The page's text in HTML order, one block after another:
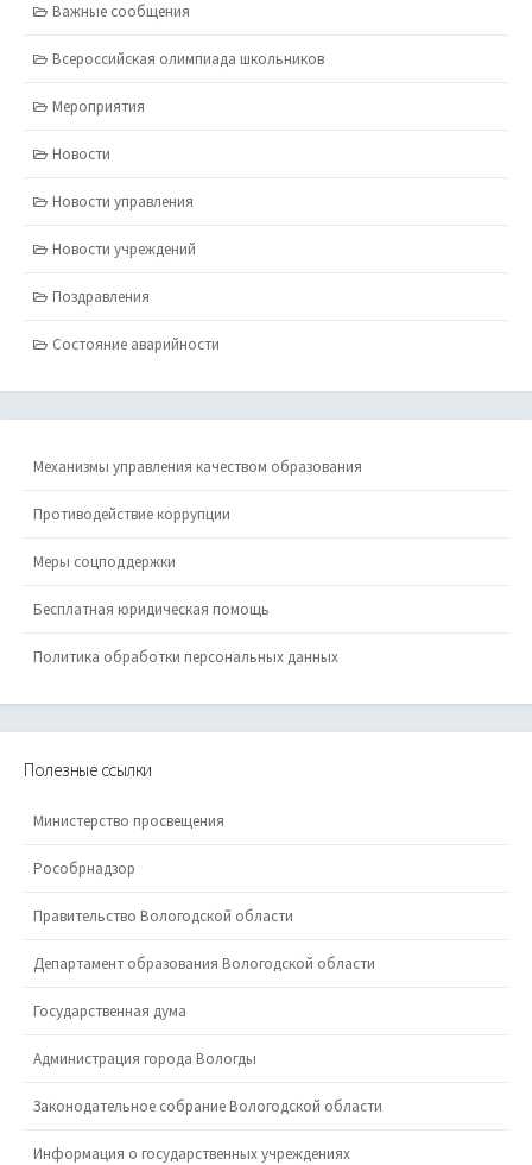
Важные сообщения
Всероссийская олимпиада школьников
Мероприятия
Новости
Новости управления
Новости учреждений
Поздравления
Состояние аварийности
Механизмы управления качеством образования
Противодействие коррупции
Меры соцподдержки
Бесплатная юридическая помощь
Политика обработки персональных данных
Полезные ссылки
Министерство просвещения
Рособрнадзор
Правительство Вологодской области
Департамент образования Вологодской области
Государственная дума
Администрация города Вологды
Законодательное собрание Вологодской области
Информация о государственных учреждениях